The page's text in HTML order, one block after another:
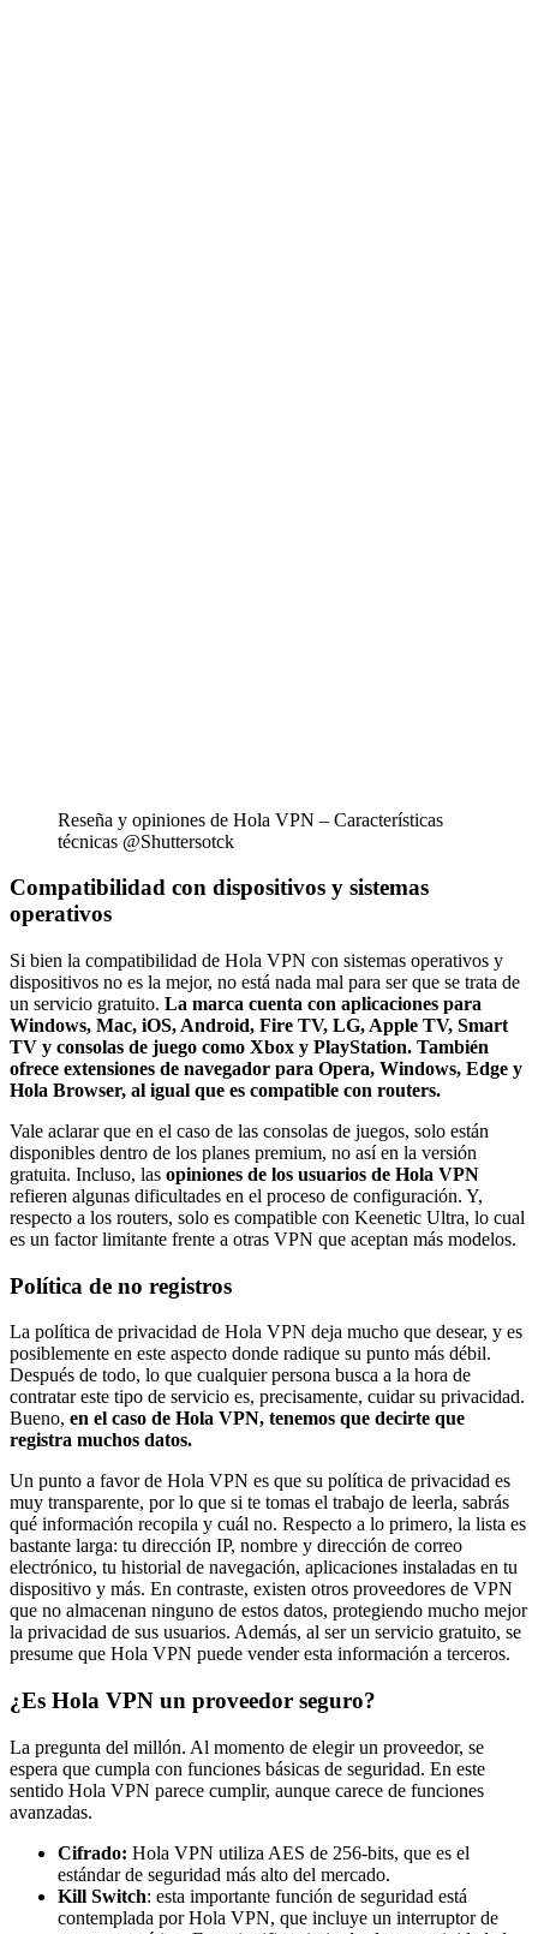
Reseña y opiniones de Hola VPN – Características
técnicas @Shuttersotck
Compatibilidad con dispositivos y sistemas
operativos
Si bien la compatibilidad de Hola VPN con sistemas operativos y
dispositivos no es la mejor, no está nada mal para ser que se trata de
un servicio gratuito. La marca cuenta con aplicaciones para
Windows, Mac, iOS, Android, Fire TV, LG, Apple TV, Smart
TV y consolas de juego como Xbox y PlayStation. También
ofrece extensiones de navegador para Opera, Windows, Edge y
Hola Browser, al igual que es compatible con routers.
Vale aclarar que en el caso de las consolas de juegos, solo están
disponibles dentro de los planes premium, no así en la versión
gratuita. Incluso, las opiniones de los usuarios de Hola VPN
refieren algunas dificultades en el proceso de configuración. Y,
respecto a los routers, solo es compatible con Keenetic Ultra, lo cual
es un factor limitante frente a otras VPN que aceptan más modelos.
Política de no registros
La política de privacidad de Hola VPN deja mucho que desear, y es
posiblemente en este aspecto donde radique su punto más débil.
Después de todo, lo que cualquier persona busca a la hora de
contratar este tipo de servicio es, precisamente, cuidar su privacidad.
Bueno, en el caso de Hola VPN, tenemos que decirte que
registra muchos datos.
Un punto a favor de Hola VPN es que su política de privacidad es
muy transparente, por lo que si te tomas el trabajo de leerla, sabrás
qué información recopila y cuál no. Respecto a lo primero, la lista es
bastante larga: tu dirección IP, nombre y dirección de correo
electrónico, tu historial de navegación, aplicaciones instaladas en tu
dispositivo y más. En contraste, existen otros proveedores de VPN
que no almacenan ninguno de estos datos, protegiendo mucho mejor
la privacidad de sus usuarios. Además, al ser un servicio gratuito, se
presume que Hola VPN puede vender esta información a terceros.
¿Es Hola VPN un proveedor seguro?
La pregunta del millón. Al momento de elegir un proveedor, se
espera que cumpla con funciones básicas de seguridad. En este
sentido Hola VPN parece cumplir, aunque carece de funciones
avanzadas.
Cifrado: Hola VPN utiliza AES de 256-bits, que es el
estándar de seguridad más alto del mercado.
Kill Switch: esta importante función de seguridad está
contemplada por Hola VPN, que incluye un interruptor de